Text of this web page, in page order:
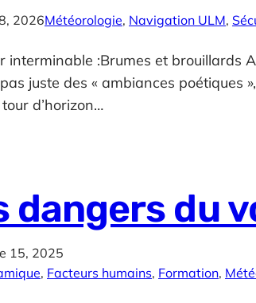
2026Météorologie, Navigation ULM,
interminable :Brumes et brouillards
juste des « ambiances poétiques
d’horizon…
dangers du
15, 2025
, Facteurs humains, Formation,